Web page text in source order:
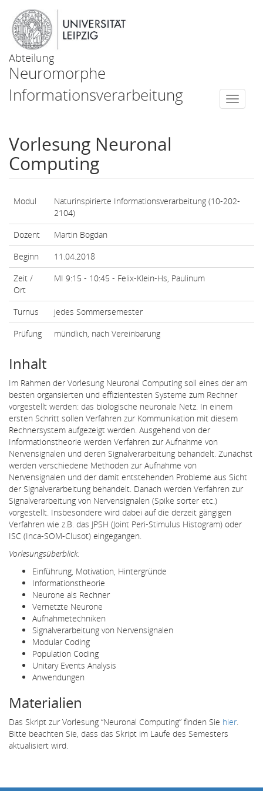
Abteilung
Neuromorphe
Informationsverarbeitung
Vorlesung Neuronal
Computing
Modul
Naturinspirierte Informationsverarbeitung (10-202-
2104)
Dozent
Martin Bogdan
Beginn
11.04.2018
Zeit /
Ort
MI 9:15 - 10:45 - Felix-Klein-Hs, Paulinum
Turnus
jedes Sommersemester
Prüfung
mündlich, nach Vereinbarung
Inhalt
Im Rahmen der Vorlesung Neuronal Computing soll eines der am
besten organsierten und effizientesten Systeme zum Rechner
vorgestellt werden: das biologische neuronale Netz. In einem
ersten Schritt sollen Verfahren zur Kommunikation mit diesem
Rechnersystem aufgezeigt werden. Ausgehend von der
Informationstheorie werden Verfahren zur Aufnahme von
Nervensignalen und deren Signalverarbeitung behandelt. Zunächst
werden verschiedene Methoden zur Aufnahme von
Nervensignalen und der damit entstehenden Probleme aus Sicht
der Signalverarbeitung behandelt. Danach werden Verfahren zur
Signalverarbeitung von Nervensignalen (Spike sorter etc.)
vorgestellt. Insbesondere wird dabei auf die derzeit gängigen
Verfahren wie z.B. das JPSH (Joint Peri-Stimulus Histogram) oder
ISC (Inca-SOM-Clusot) eingegangen.
Vorlesungsüberblick:
Einführung, Motivation, Hintergründe
Informationstheorie
Neurone als Rechner
Vernetzte Neurone
Aufnahmetechniken
Signalverarbeitung von Nervensignalen
Modular Coding
Population Coding
Unitary Events Analysis
Anwendungen
Materialien
Das Skript zur Vorlesung “Neuronal Computing” finden Sie hier.
Bitte beachten Sie, dass das Skript im Laufe des Semesters
aktualisiert wird.